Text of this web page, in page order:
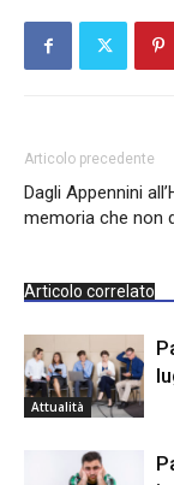
Articolo precedente
Dagli Appennini
memoria che non
Articolo correlato
Attualità